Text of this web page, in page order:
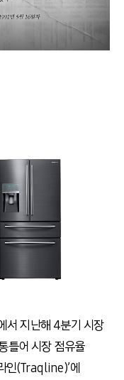
서 지난해 4분기 시장
틀어 시장 점유율
인(Traqline)’에